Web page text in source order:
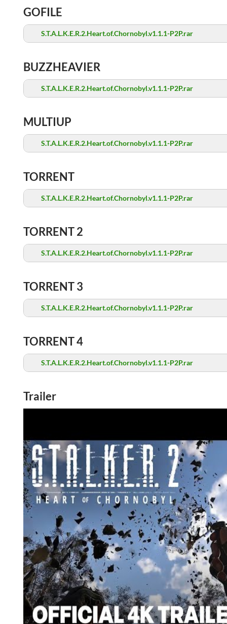
GOFILE
S.T.A.L.K.E.R.2.Heart.of.Chornobyl.v1.1.1-P2P.rar
BUZZHEAVIER
S.T.A.L.K.E.R.2.Heart.of.Chornobyl.v1.1.1-P2P.rar
MULTIUP
S.T.A.L.K.E.R.2.Heart.of.Chornobyl.v1.1.1-P2P.rar
TORRENT
S.T.A.L.K.E.R.2.Heart.of.Chornobyl.v1.1.1-P2P.rar
TORRENT 2
S.T.A.L.K.E.R.2.Heart.of.Chornobyl.v1.1.1-P2P.rar
TORRENT 3
S.T.A.L.K.E.R.2.Heart.of.Chornobyl.v1.1.1-P2P.rar
TORRENT 4
S.T.A.L.K.E.R.2.Heart.of.Chornobyl.v1.1.1-P2P.rar
Trailer